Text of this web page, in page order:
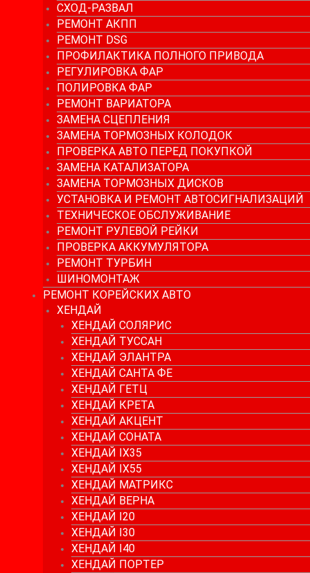
СХОД-РАЗВАЛ
РЕМОНТ АКПП
РЕМОНТ DSG
ПРОФИЛАКТИКА ПОЛНОГО ПРИВОДА
РЕГУЛИРОВКА ФАР
ПОЛИРОВКА ФАР
РЕМОНТ ВАРИАТОРА
ЗАМЕНА СЦЕПЛЕНИЯ
ЗАМЕНА ТОРМОЗНЫХ КОЛОДОК
ПРОВЕРКА АВТО ПЕРЕД ПОКУПКОЙ
ЗАМЕНА КАТАЛИЗАТОРА
ЗАМЕНА ТОРМОЗНЫХ ДИСКОВ
УСТАНОВКА И РЕМОНТ АВТОСИГНАЛИЗАЦИЙ
ТЕХНИЧЕСКОЕ ОБСЛУЖИВАНИЕ
РЕМОНТ РУЛЕВОЙ РЕЙКИ
ПРОВЕРКА АККУМУЛЯТОРА
РЕМОНТ ТУРБИН
ШИНОМОНТАЖ
РЕМОНТ КОРЕЙСКИХ АВТО
ХЕНДАЙ
ХЕНДАЙ СОЛЯРИС
ХЕНДАЙ ТУССАН
ХЕНДАЙ ЭЛАНТРА
ХЕНДАЙ САНТА ФЕ
ХЕНДАЙ ГЕТЦ
ХЕНДАЙ КРЕТА
ХЕНДАЙ АКЦЕНТ
ХЕНДАЙ СОНАТА
ХЕНДАЙ IX35
ХЕНДАЙ IX55
ХЕНДАЙ МАТРИКС
ХЕНДАЙ ВЕРНА
ХЕНДАЙ I20
ХЕНДАЙ I30
ХЕНДАЙ I40
ХЕНДАЙ ПОРТЕР